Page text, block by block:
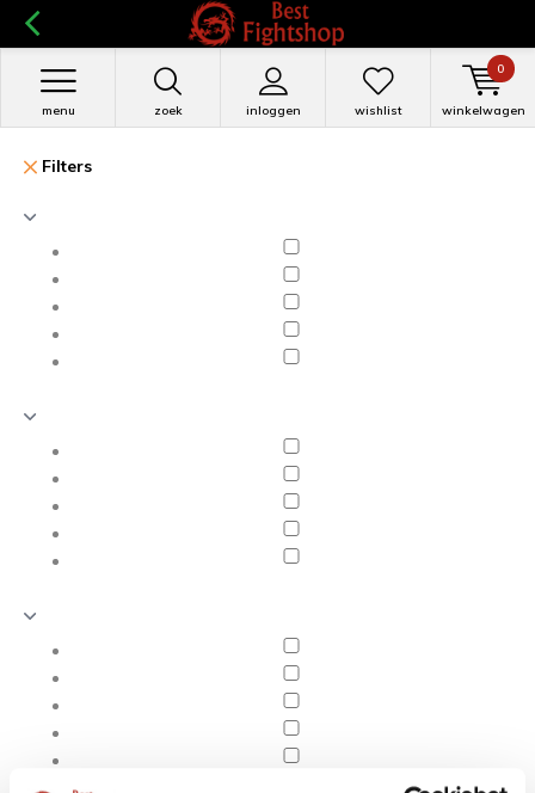
zoek inloggen
menu wishlist winkelwagen
0
Filters